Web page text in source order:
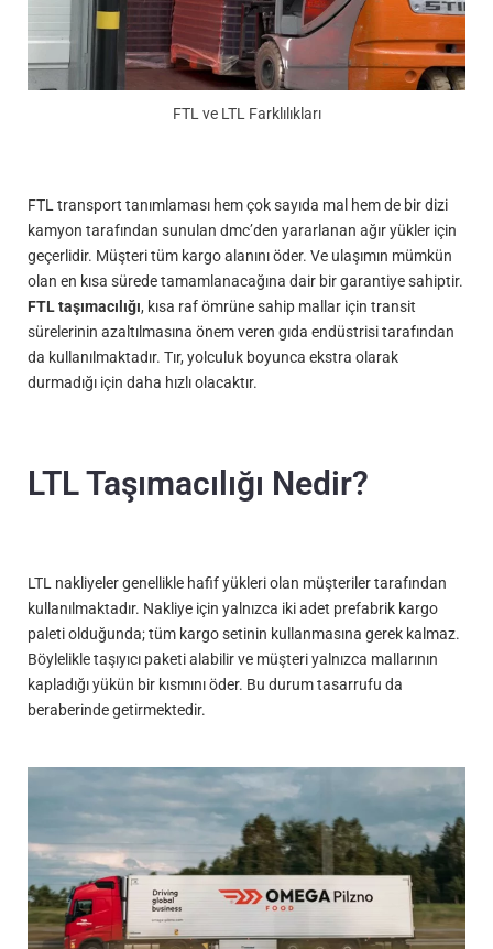
FTL ve LTL Farklılıkları
FTL transport tanımlaması hem çok sayıda mal hem de bir dizi
kamyon tarafından sunulan dmc’den yararlanan ağır yükler için
geçerlidir. Müşteri tüm kargo alanını öder. Ve ulaşımın mümkün
olan en kısa sürede tamamlanacağına dair bir garantiye sahiptir.
FTL taşımacılığı, kısa raf ömrüne sahip mallar için transit
sürelerinin azaltılmasına önem veren gıda endüstrisi tarafından
da kullanılmaktadır. Tır, yolculuk boyunca ekstra olarak
durmadığı için daha hızlı olacaktır.
LTL Taşımacılığı Nedir?
LTL nakliyeler genellikle hafif yükleri olan müşteriler tarafından
kullanılmaktadır. Nakliye için yalnızca iki adet prefabrik kargo
paleti olduğunda; tüm kargo setinin kullanmasına gerek kalmaz.
Böylelikle taşıyıcı paketi alabilir ve müşteri yalnızca mallarının
kapladığı yükün bir kısmını öder. Bu durum tasarrufu da
beraberinde getirmektedir.